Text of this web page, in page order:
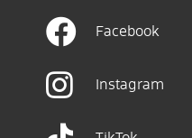
Facebook
Instagram